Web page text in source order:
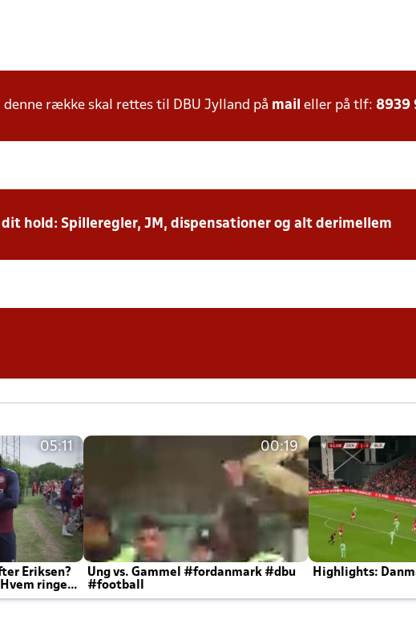
række skal rettes til DBU Jylland på mail eller på tlf: 8939
hold: Spilleregler, JM, dispensationer og alt derimellem
05:11
Eriksen?
ringer
00:19
Ung vs. Gammel #fordanmark #dbu
#football
Highlights: